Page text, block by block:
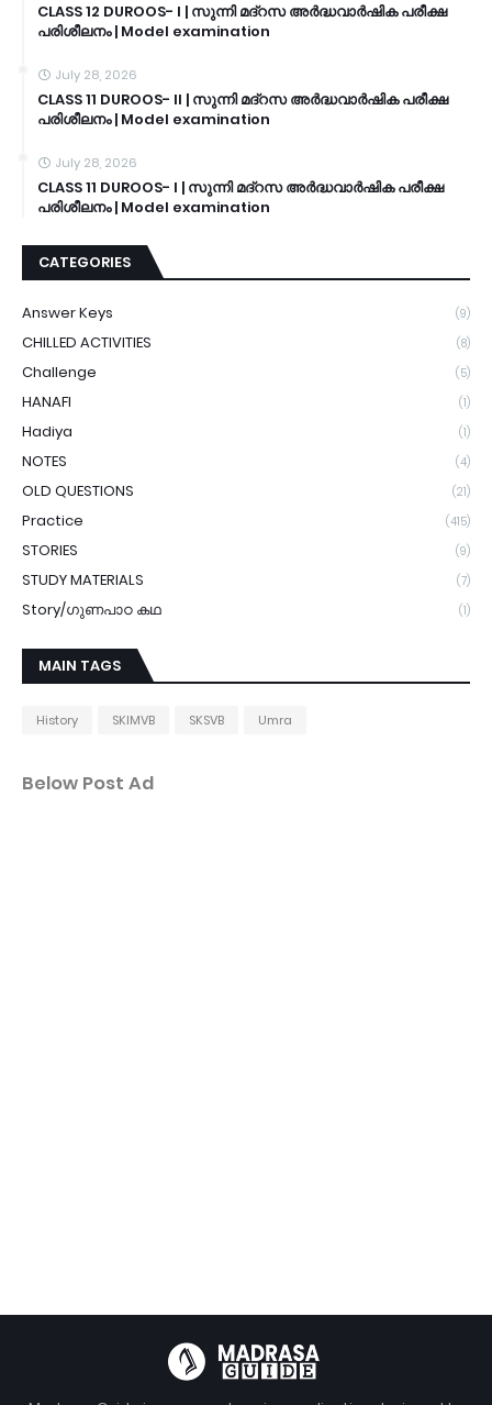
CLASS 12 DUROOS- I | സുന്നി മദ്റസ അർദ്ധവാർഷിക പരീക്ഷ
പരിശീലനം | Model examination
July 28, 2026
CLASS 11 DUROOS- II | സുന്നി മദ്റസ അർദ്ധവാർഷിക പരീക്ഷ
പരിശീലനം | Model examination
July 28, 2026
CLASS 11 DUROOS- I | സുന്നി മദ്റസ അർദ്ധവാർഷിക പരീക്ഷ
പരിശീലനം | Model examination
CATEGORIES
Answer Keys (9)
CHILLED ACTIVITIES (8)
Challenge (5)
HANAFI (1)
Hadiya (1)
NOTES (4)
OLD QUESTIONS (21)
Practice (415)
STORIES (9)
STUDY MATERIALS (7)
Story/ഗുണപാഠ കഥ (1)
MAIN TAGS
History SKIMVB SKSVB Umra
Below Post Ad